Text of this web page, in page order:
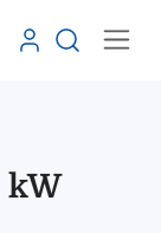
kW